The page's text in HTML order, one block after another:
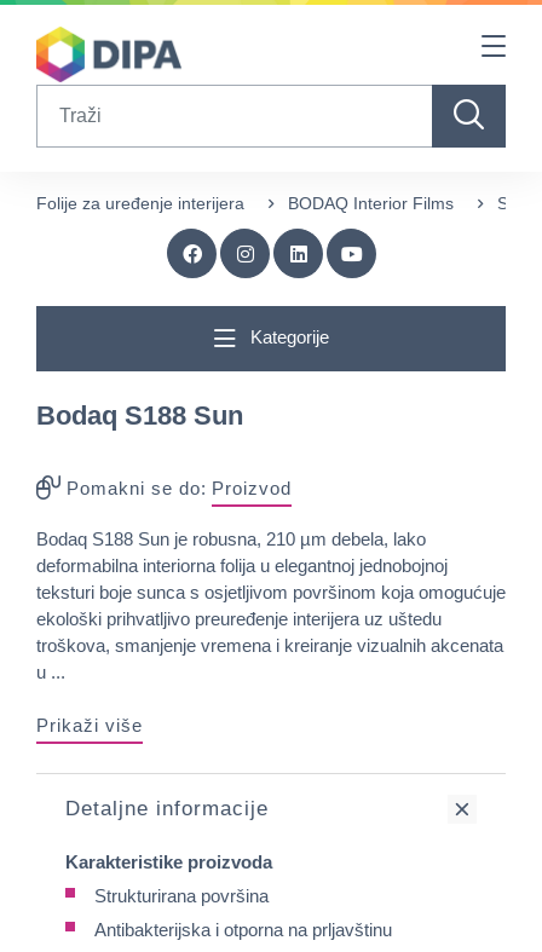
Table Of Content
Folije za uređenje interijera BODAQ Interior Films
Kategorije
Bodaq S188 Sun
Pomakni se do: Proizvod
Bodaq S188 Sun je robusna, 210 µm debela, lako
deformabilna interiorna folija u elegantnoj jednobojnoj
teksturi boje sunca s osjetljivom površinom koja omogućuje
ekološki prihvatljivo preuređenje interijera uz uštedu
troškova, smanjenje vremena i kreiranje vizualnih akcenata
u ...
Prikaži više
Detaljne informacije
Karakteristike proizvoda
Strukturirana površina
Antibakterijska i otporna na prljavštinu